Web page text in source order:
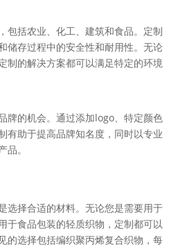
包括农业、化工、建筑和食品。定制
储存过程中的安全性和耐用性。无论
制的解决方案都可以满足特定的环境
牌的机会。通过添加logo、特定颜色
有助于提高品牌知名度，同时以专业
。
选择合适的材料。无论您是需要用于
于食品包装的轻质织物，定制都可以
的选择包括编织聚丙烯复合织物，每